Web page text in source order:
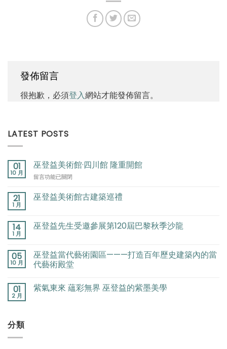
發佈留言
很抱歉，必須登入網站才能發佈留言。
LATEST POSTS
01
10 月
巫登益美術館·四川館 隆重開館
在
登
益
館
川
館
開
留言功能已關閉
21
1 月
巫登益美術館古建築巡禮
14
1 月
巫登益先生受邀參展第120屆巴黎秋季沙龍
05
10 月
巫登益當代藝術園區———打造百年歷史建築內的當
代藝術殿堂
01
2 月
紫氣東來 蘊彩無界 巫登益的紫墨美學
分類